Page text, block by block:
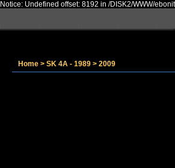
Notice: Undefined offset: 8192 in /DISK2/WWW/
Home > SK 4A - 1989 > 2009